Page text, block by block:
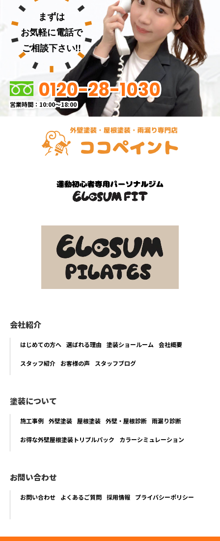
まずは
お気軽に電話で
ご相談下さい!!
0120-28-1030
営業時間：10:00～18:00
会社紹介
はじめての方へ 選ばれる理由 塗装ショールーム 会社概要
スタッフ紹介 お客様の声 スタッフブログ
塗装について
施工事例 外壁塗装 屋根塗装 外壁・屋根診断 雨漏り診断
お得な外壁屋根塗装トリプルパック カラーシミュレーション
お問い合わせ
お問い合わせ よくあるご質問 採用情報 プライバシーポリシー